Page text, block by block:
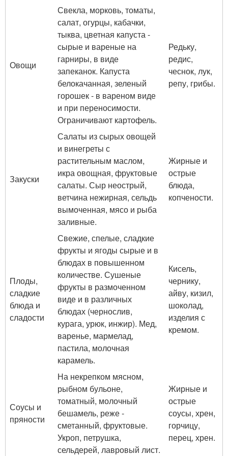
Овощи
Свекла, морковь, томаты,
салат, огурцы, кабачки,
тыква, цветная капуста -
сырые и вареные на
гарниры, в виде
запеканок. Капуста
белокачанная, зеленый
горошек - в вареном виде
и при переносимости.
Ограничивают картофель.
Редьку,
редис,
чеснок, лук,
репу, грибы.
Закуски
Салаты из сырых овощей
и винегреты с
растительным маслом,
икра овощная, фруктовые
салаты. Сыр неострый,
ветчина нежирная, сельдь
вымоченная, мясо и рыба
заливные.
Жирные и
острые
блюда,
копчености.
Плоды,
сладкие
блюда и
сладости
Свежие, спелые, сладкие
фрукты и ягоды сырые и в
блюдах в повышенном
количестве. Сушеные
фрукты в размоченном
виде и в различных
блюдах (чернослив,
курага, урюк, инжир). Мед,
варенье, мармелад,
пастила, молочная
карамель.
Кисель,
чернику,
айву, кизил,
шоколад,
изделия с
кремом.
Соусы и
пряности
На некрепком мясном,
рыбном бульоне,
томатный, молочный
бешамель, реже -
сметанный, фруктовые.
Укроп, петрушка,
сельдерей, лавровый лист.
Жирные и
острые
соусы, хрен,
горчицу,
перец, хрен.